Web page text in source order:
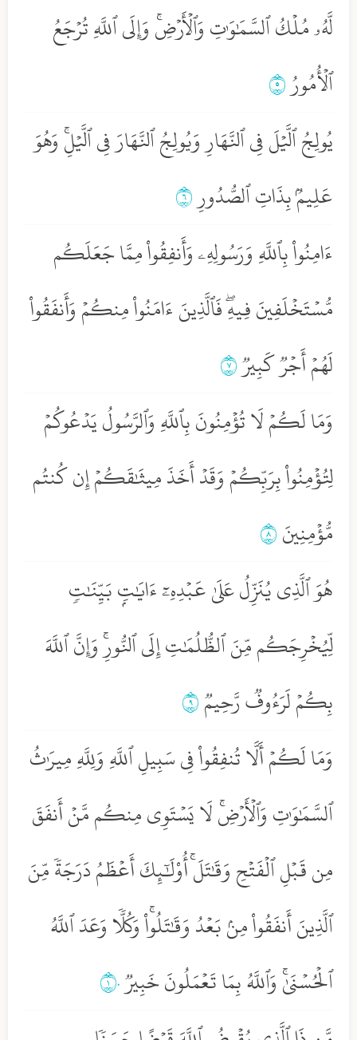
لَّهُۥ مُلۡكُ ٱلسَّمَٰوَٰتِ وَٱلۡأَرۡضِۚ وَإِلَى ٱللَّهِ تُرۡجَعُ
ٱلۡأُمُورُ٥
يُولِجُ ٱلَّيۡلَ فِي ٱلنَّهَارِ وَيُولِجُ ٱلنَّهَارَ فِي ٱلَّيۡلِۚ وَهُوَ
عَلِيمُۢ بِذَاتِ ٱلصُّدُورِ٦
ءَامِنُواْ بِٱللَّهِ وَرَسُولِهِۦ وَأَنفِقُواْ مِمَّا جَعَلَكُم
مُّسۡتَخۡلَفِينَ فِيهِۖ فَٱلَّذِينَ ءَامَنُواْ مِنكُمۡ وَأَنفَقُواْ
لَهُمۡ أَجۡرٞ كَبِيرٞ٧
وَمَا لَكُمۡ لَا تُؤۡمِنُونَ بِٱللَّهِ وَٱلرَّسُولُ يَدۡعُوكُمۡ
لِتُؤۡمِنُواْ بِرَبِّكُمۡ وَقَدۡ أَخَذَ مِيثَٰقَكُمۡ إِن كُنتُم
مُّؤۡمِنِينَ٨
هُوَ ٱلَّذِي يُنَزِّلُ عَلَىٰ عَبۡدِهِۦٓ ءَايَٰتِۭ بَيِّنَٰتٖ
لِّيُخۡرِجَكُم مِّنَ ٱلظُّلُمَٰتِ إِلَى ٱلنُّورِۚ وَإِنَّ ٱللَّهَ
بِكُمۡ لَرَءُوفٞ رَّحِيمٞ٩
وَمَا لَكُمۡ أَلَّا تُنفِقُواْ فِي سَبِيلِ ٱللَّهِ وَلِلَّهِ مِيرَٰثُ
ٱلسَّمَٰوَٰتِ وَٱلۡأَرۡضِۚ لَا يَسۡتَوِي مِنكُم مَّنۡ أَنفَقَ
مِن قَبۡلِ ٱلۡفَتۡحِ وَقَٰتَلَۚ أُوْلَٰٓئِكَ أَعۡظَمُ دَرَجَةٗ مِّنَ
ٱلَّذِينَ أَنفَقُواْ مِنۢ بَعۡدُ وَقَٰتَلُواْۚ وَكُلّٗا وَعَدَ ٱللَّهُ
ٱلۡحُسۡنَىٰۚ وَٱللَّهُ بِمَا تَعۡمَلُونَ خَبِيرٞ١٠